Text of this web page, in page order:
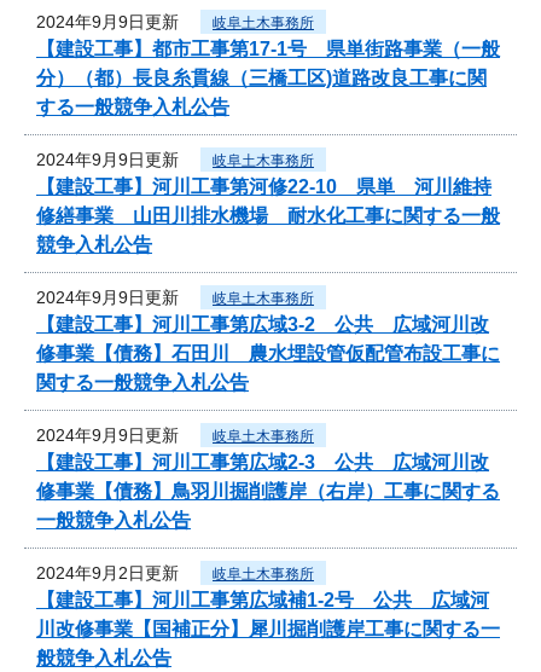
2024年9月9日更新 岐阜土木事務所
【建設工事】都市工事第17-1号 県単街路事業（一般
分）（都）長良糸貫線（三橋工区)道路改良工事に関
する一般競争入札公告
2024年9月9日更新 岐阜土木事務所
【建設工事】河川工事第河修22-10 県単 河川維持
修繕事業 山田川排水機場 耐水化工事に関する一般
競争入札公告
2024年9月9日更新 岐阜土木事務所
【建設工事】河川工事第広域3-2 公共 広域河川改
修事業【債務】石田川 農水埋設管仮配管布設工事に
関する一般競争入札公告
2024年9月9日更新 岐阜土木事務所
【建設工事】河川工事第広域2-3 公共 広域河川改
修事業【債務】鳥羽川掘削護岸（右岸）工事に関する
一般競争入札公告
2024年9月2日更新 岐阜土木事務所
【建設工事】河川工事第広域補1-2号 公共 広域河
川改修事業【国補正分】犀川掘削護岸工事に関する一
般競争入札公告